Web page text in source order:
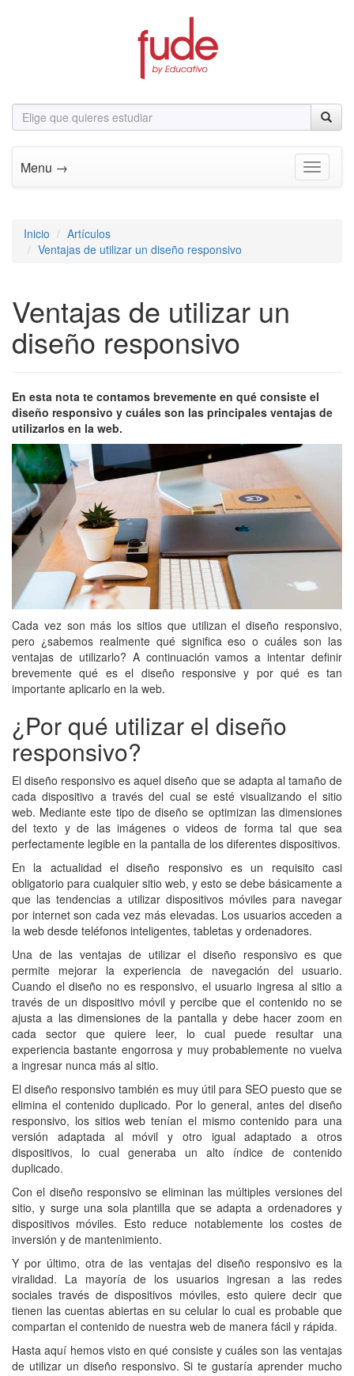
Menu → Toggle
Inicio
Artículos
Ventajas de utilizar un diseño responsivo
Ventajas de utilizar un
diseño responsivo
En esta nota te contamos brevemente en qué consiste el
diseño responsivo y cuáles son las principales ventajas de
utilizarlos en la web.
Cada vez son más los sitios que utilizan el diseño responsivo,
pero ¿sabemos realmente qué significa eso o cuáles son las
ventajas de utilizarlo? A continuación vamos a intentar definir
brevemente qué es el diseño responsive y por qué es tan
importante aplicarlo en la web.
¿Por qué utilizar el diseño
responsivo?
El diseño responsivo es aquel diseño que se adapta al tamaño de
cada dispositivo a través del cual se esté visualizando el sitio
web. Mediante este tipo de diseño se optimizan las dimensiones
del texto y de las imágenes o videos de forma tal que sea
perfectamente legible en la pantalla de los diferentes dispositivos.
En la actualidad el diseño responsivo es un requisito casi
obligatorio para cualquier sitio web, y esto se debe básicamente a
que las tendencias a utilizar dispositivos móviles para navegar
por internet son cada vez más elevadas. Los usuarios acceden a
la web desde teléfonos inteligentes, tabletas y ordenadores.
Una de las ventajas de utilizar el diseño responsivo es que
permite mejorar la experiencia de navegación del usuario.
Cuando el diseño no es responsivo, el usuario ingresa al sitio a
través de un dispositivo móvil y percibe que el contenido no se
ajusta a las dimensiones de la pantalla y debe hacer zoom en
cada sector que quiere leer, lo cual puede resultar una
experiencia bastante engorrosa y muy probablemente no vuelva
a ingresar nunca más al sitio.
El diseño responsivo también es muy útil para SEO puesto que se
elimina el contenido duplicado. Por lo general, antes del diseño
responsivo, los sitios web tenían el mismo contenido para una
versión adaptada al móvil y otro igual adaptado a otros
dispositivos, lo cual generaba un alto índice de contenido
duplicado.
Con el diseño responsivo se eliminan las múltiples versiones del
sitio, y surge una sola plantilla que se adapta a ordenadores y
dispositivos móviles. Esto reduce notablemente los costes de
inversión y de mantenimiento.
Y por último, otra de las ventajas del diseño responsivo es la
viralidad. La mayoría de los usuarios ingresan a las redes
sociales través de dispositivos móviles, esto quiere decir que
tienen las cuentas abiertas en su celular lo cual es probable que
compartan el contenido de nuestra web de manera fácil y rápida.
Hasta aquí hemos visto en qué consiste y cuáles son las ventajas
de utilizar un diseño responsivo. Si te gustaría aprender mucho